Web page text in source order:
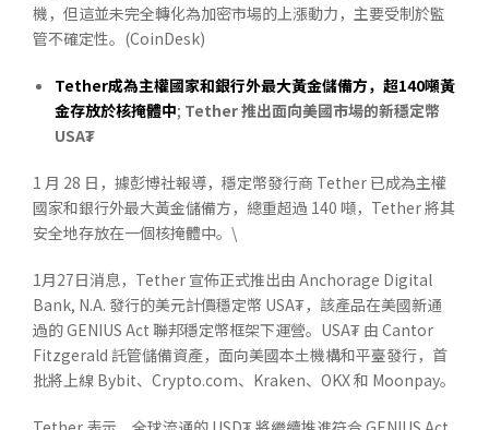
機，但這並未完全轉化為加密市場的上漲動力，主要受制於監
管不確定性。(CoinDesk)
Tether成為主權國家和銀行外最大黃金儲備方，超140噸黃
金存放於核掩體中; Tether推出面向美國市場的新穩定幣
USA₮
1 月 28 日，據彭博社報導，穩定幣發行商 Tether 已成為主權
國家和銀行外最大黃金儲備方，總重超過 140 噸，Tether 將其
安全地存放在一個核掩體中。\
1月27日消息，Tether 宣佈正式推出由 Anchorage Digital
Bank, N.A. 發行的美元計價穩定幣 USA₮，該產品在美國新通
過的 GENIUS Act 聯邦穩定幣框架下運營。USA₮ 由 Cantor
Fitzgerald 託管儲備資產，面向美國本土機構和平臺發行，首
批將上線 Bybit、Crypto.com、Kraken、OKX 和 Moonpay。